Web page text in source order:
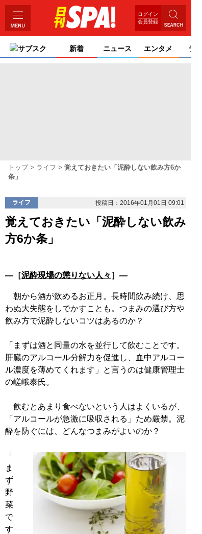
ログイン
会員登録
サブスク 新着 ニュース エンタメ ライ
トップ ライフ
覚えておきたい「泥酔しない飲み方6か
条」
ライフ 投稿日：2016年01月01日 09:01
覚えておきたい「泥酔しない飲み
方6か条」
―［泥酔現場の懲りない人々 ］―
朝から酒が飲めるお正月。長時間飲み続け、思
わぬ大失態をしでかすことも。つまみの選び方や
飲み方で泥酔しないコツはあるのか？
「まずは酒と同量の水を並行して飲むことです。
肝臓のアルコール分解力を促進し、血中アルコー
ル濃度を薄めてくれます」と言うのは健康管理士
の嵯峨泰氏。
飲むとあまり食べないという人はよくいるが、
「アルコールが急激に吸収される」ため厳禁。泥
酔を防ぐには、どんなつまみがよいのか？
「
ま
ず
野
菜
で
す